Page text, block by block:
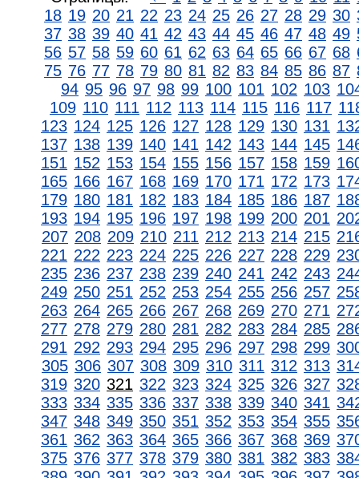
18 19 20 21 22 23 24 25 26 27 28 29 30
37 38 39 40 41 42 43 44 45 46 47 48 49
56 57 58 59 60 61 62 63 64 65 66 67 68
75 76 77 78 79 80 81 82 83 84 85 86 87
94 95 96 97 98 99 100 101 102 103
109 110 111 112 113 114 115 116 117
123 124 125 126 127 128 129 130 131
137 138 139 140 141 142 143 144 145
151 152 153 154 155 156 157 158 159
165 166 167 168 169 170 171 172 173
179 180 181 182 183 184 185 186 187
193 194 195 196 197 198 199 200 201
207 208 209 210 211 212 213 214 215
221 222 223 224 225 226 227 228 229
235 236 237 238 239 240 241 242 243
249 250 251 252 253 254 255 256 257
263 264 265 266 267 268 269 270 271
277 278 279 280 281 282 283 284 285
291 292 293 294 295 296 297 298 299
305 306 307 308 309 310 311 312 313
319 320 321 322 323 324 325 326 327
333 334 335 336 337 338 339 340 341
347 348 349 350 351 352 353 354 355
361 362 363 364 365 366 367 368 369
375 376 377 378 379 380 381 382 383